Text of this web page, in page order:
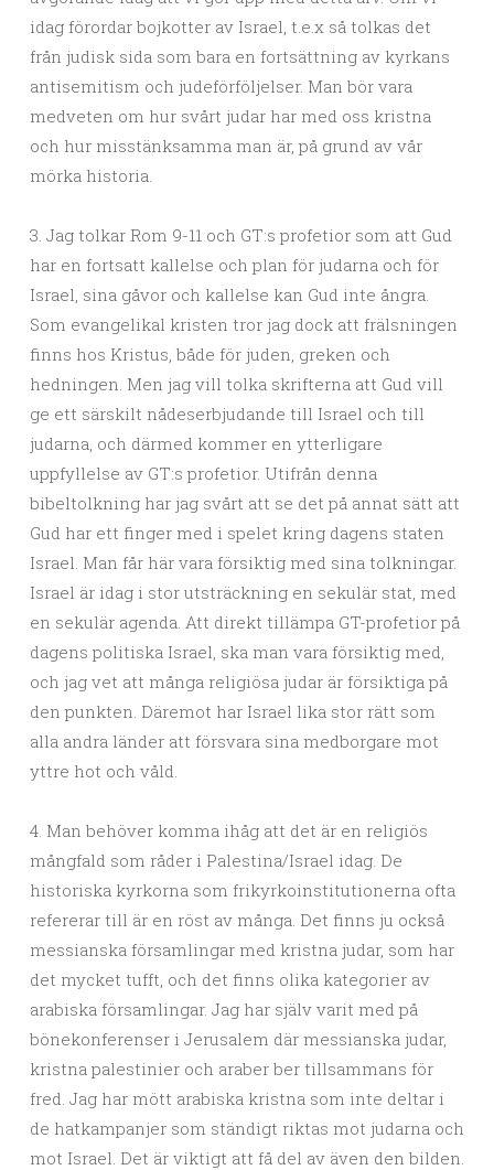
idag förordar bojkotter av Israel, t.e.x så tolkas det
från judisk sida som bara en fortsättning av kyrkans
antisemitism och judeförföljelser. Man bör vara
medveten om hur svårt judar har med oss kristna
och hur misstänksamma man är, på grund av vår
mörka historia.
3. Jag tolkar Rom 9-11 och GT:s profetior som att Gud
har en fortsatt kallelse och plan för judarna och för
Israel, sina gåvor och kallelse kan Gud inte ångra.
Som evangelikal kristen tror jag dock att frälsningen
finns hos Kristus, både för juden, greken och
hedningen. Men jag vill tolka skrifterna att Gud vill
ge ett särskilt nådeserbjudande till Israel och till
judarna, och därmed kommer en ytterligare
uppfyllelse av GT:s profetior. Utifrån denna
bibeltolkning har jag svårt att se det på annat sätt att
Gud har ett finger med i spelet kring dagens staten
Israel. Man får här vara försiktig med sina tolkningar.
Israel är idag i stor utsträckning en sekulär stat, med
en sekulär agenda. Att direkt tillämpa GT-profetior på
dagens politiska Israel, ska man vara försiktig med,
och jag vet att många religiösa judar är försiktiga på
den punkten. Däremot har Israel lika stor rätt som
alla andra länder att försvara sina medborgare mot
yttre hot och våld.
4. Man behöver komma ihåg att det är en religiös
mångfald som råder i Palestina/Israel idag. De
historiska kyrkorna som frikyrkoinstitutionerna ofta
refererar till är en röst av många. Det finns ju också
messianska församlingar med kristna judar, som har
det mycket tufft, och det finns olika kategorier av
arabiska församlingar. Jag har själv varit med på
bönekonferenser i Jerusalem där messianska judar,
kristna palestinier och araber ber tillsammans för
fred. Jag har mött arabiska kristna som inte deltar i
de hatkampanjer som ständigt riktas mot judarna och
mot Israel. Det är viktigt att få del av även den bilden.